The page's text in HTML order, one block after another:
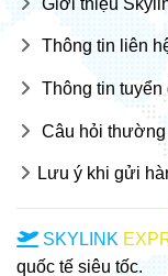
Thông tin liên
Thông tin tuyển
Câu hỏi
Lưu ý khi gửi
SKYLINK
quốc tế siêu tốc.